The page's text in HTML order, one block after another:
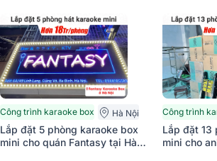
5500)
BKSound
Công trình karaoke box Hà Nội
Lắp đặt 5 phòng karaoke box
mini cho quán Fantasy tại Hà
Công trình
Lắp đặt 13
mini cho